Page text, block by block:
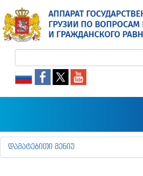
ᲓᲐᲛᲐᲢᲔᲑᲘᲗᲘ ᲛᲔᲜᲘᲣ